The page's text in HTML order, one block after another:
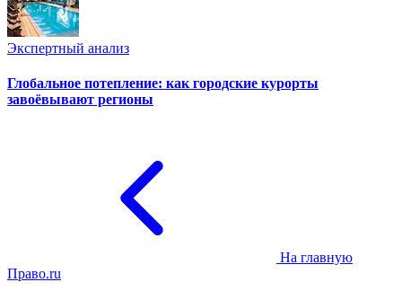
Экспертный анализ
Глобальное потепление: как городские курорты
завоёвывают регионы
На главную
Право.ru